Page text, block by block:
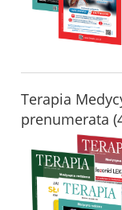
Terapia
prenumerata